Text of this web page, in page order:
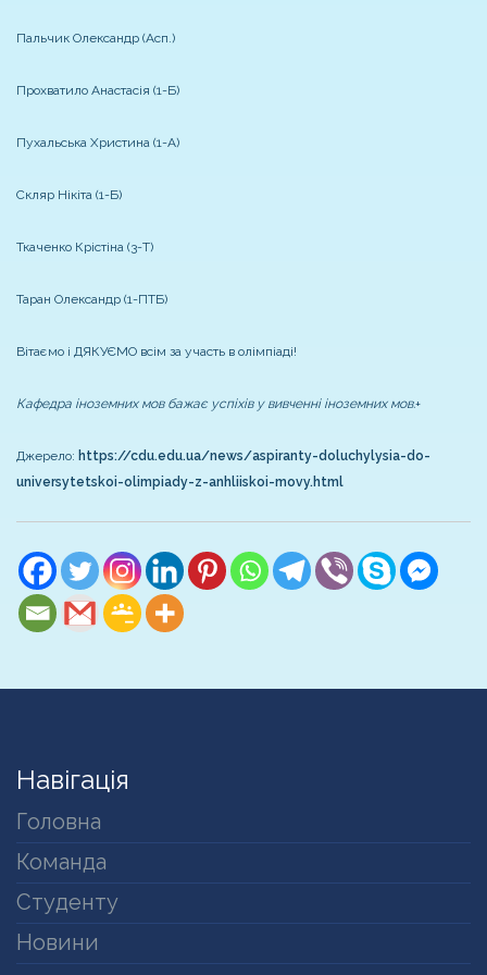
Пальчик Олександр (Асп.)
Прохватило Анастасія (1-Б)
Пухальська Христина (1-А)
Скляр Нікіта (1-Б)
Ткаченко Крістіна (3-Т)
Таран Олександр (1-ПТБ)
Вітаємо і ДЯКУЄМО всім за участь в олімпіаді!
Кафедра іноземних мов бажає успіхів у вивченні іноземних мов.+
Джерело: https://cdu.edu.ua/news/aspiranty-doluchylysia-do-
universytetskoi-olimpiady-z-anhliiskoi-movy.html
Навігація
Головна
Команда
Студенту
Новини